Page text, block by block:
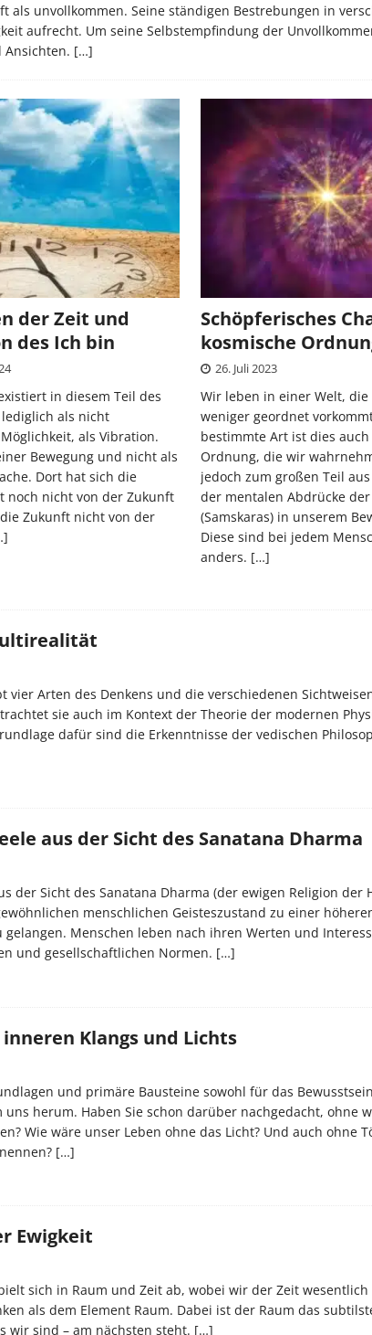
unvollkommen. Seine ständigen Bestrebungen in
aufrecht. Um seine Selbstempfindung der
Ansichten. […]
der Zeit und
des Ich bin
in diesem Teil des
als nicht
als Vibration.
Bewegung und nicht als
Dort hat sich die
noch nicht von der Zukunft
Zukunft nicht von der
Schöpferisches
kosmische
26. Juli 2023
Wir leben in einer Welt,
weniger geordnet
bestimmte Art ist dies auch
Ordnung, die wir
jedoch zum großen Teil
der mentalen Abdrücke
(Samskaras) in unserem
Diese sind bei jedem
anders. […]
vier Arten des Denkens und die verschiedenen
sie auch im Kontext der Theorie der modernen
dafür sind die Erkenntnisse der vedischen
aus der Sicht des Sanatana Dharma
der Sicht des Sanatana Dharma (der ewigen Religion der
menschlichen Geisteszustand zu einer
gelangen. Menschen leben nach ihren Werten und
und gesellschaftlichen Normen. […]
Klangs und Lichts
und primäre Bausteine sowohl für das
herum. Haben Sie schon darüber nachgedacht, ohne
Wie wäre unser Leben ohne das Licht? Und auch ohne
[…]
Ewigkeit
sich in Raum und Zeit ab, wobei wir der Zeit
als dem Element Raum. Dabei ist der Raum das
wir sind – am nächsten steht. […]